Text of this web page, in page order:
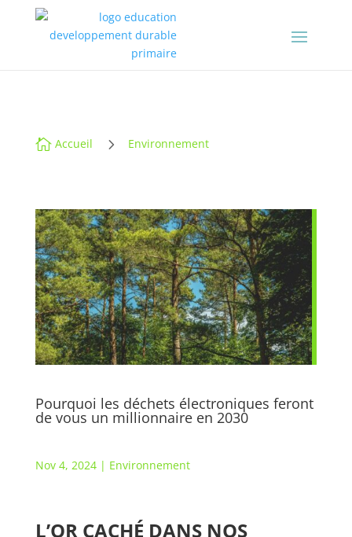
 Accueil 5 Environnement
Pourquoi les déchets électroniques feront
de vous un millionnaire en 2030
Nov 4, 2024| Environnement
L’OR CACHÉ DANS NOS